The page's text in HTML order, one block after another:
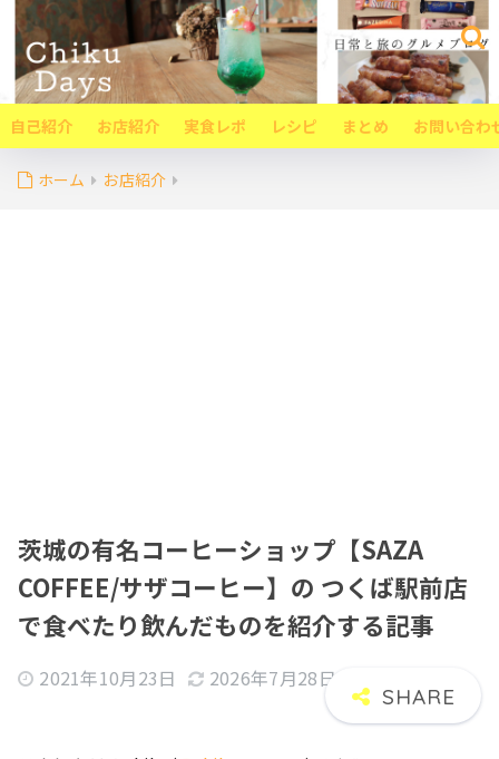
自己紹介 お店紹介 実食レポ レシピ まとめ お問い合わ
ホーム お店紹介
茨城の有名コーヒーショップ【SAZA
COFFEE/サザコーヒー】の つくば駅前店
で食べたり飲んだものを紹介する記事
2021年10月23日 2026年7月28日